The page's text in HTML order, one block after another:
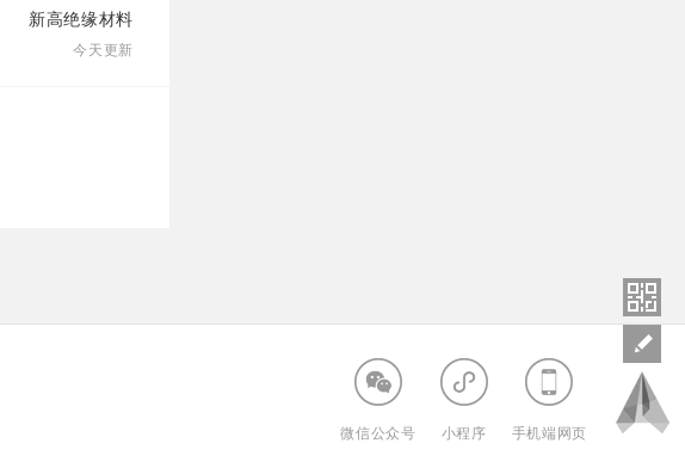
新高绝缘材料
今天更新
微信公众号 小程序 手机端网页